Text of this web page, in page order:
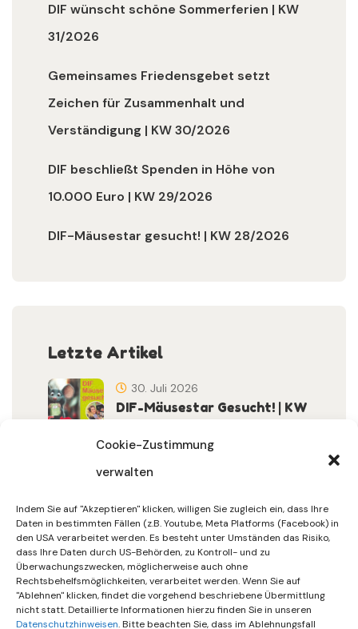
Cookie-Zustimmung
verwalten
Indem Sie auf "Akzeptieren" klicken, willigen Sie zugleich ein, dass Ihre
Daten in bestimmten Fällen (z.B. Youtube, Meta Platforms (Facebook) in
den USA verarbeitet werden. Es besteht unter Umständen das Risiko,
dass Ihre Daten durch US-Behörden, zu Kontroll- und zu
Überwachungszwecken, möglicherweise auch ohne
Rechtsbehelfsmöglichkeiten, verarbeitet werden. Wenn Sie auf
"Ablehnen" klicken, findet die vorgehend beschriebene Übermittlung
nicht statt. Detaillierte Informationen hierzu finden Sie in unseren
Datenschutzhinweisen. Bitte beachten Sie, dass im Ablehnungsfall
DIF wünscht schöne Sommerferien | KW
31/2026
Gemeinsames Friedensgebet setzt
Zeichen für Zusammenhalt und
Verständigung | KW 30/2026
DIF beschließt Spenden in Höhe von
10.000 Euro | KW 29/2026
DIF-Mäusestar gesucht! | KW 28/2026
Letzte Artikel
DIF-Mäusestar Gesucht! | KW
30. Juli 2026
Sommerferien | KW 31/…
30. Juli 2026
Gemeinsames Friedensgebet
Setzt Zeichen …
15. Juli 2026